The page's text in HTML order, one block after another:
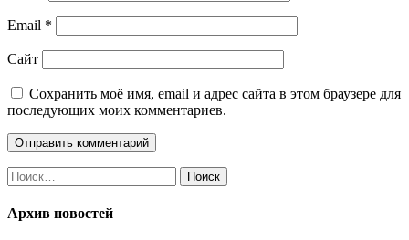
Email *
Сайт
Сохранить моё имя, email и адрес сайта в этом браузере для
последующих моих комментариев.
Найти:
Архив новостей